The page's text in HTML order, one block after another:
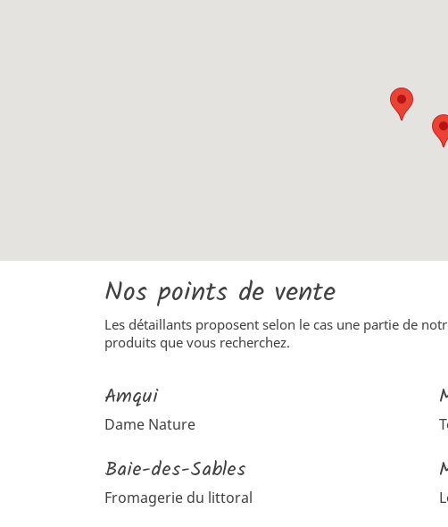
Nos points de vente
Les détaillants proposent selon le cas une partie de
produits que vous recherchez.
Amqui
Dame Nature
Baie-des-Sables
Fromagerie du littoral